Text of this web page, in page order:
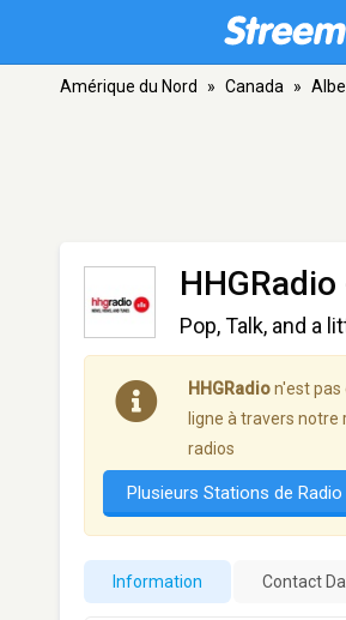
Amérique du Nord » Canada »
HHGRadio
Pop, Talk, and a
HHGRadion'est pas
ligne à travers notre
radios
Plusieurs Stations de Radio
Information Contact